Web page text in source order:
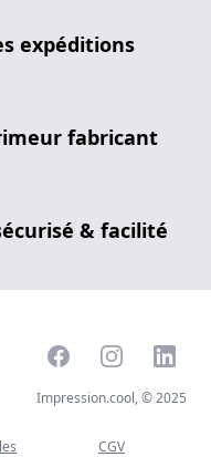
expéditions
fabricant
& facilité
FacebookInstagramLinkedIn
Impression.cool, © 2025
CGV